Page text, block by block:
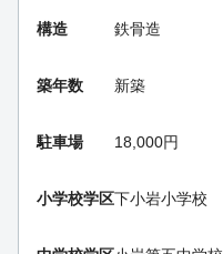
構造 鉄骨造
築年数 新築
駐車場 18,000円
小学校学区下小岩小学校